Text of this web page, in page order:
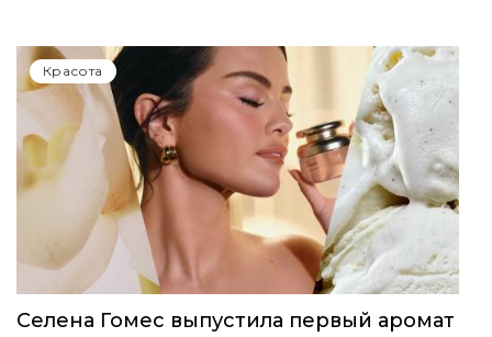
Красота
Селена Гомес выпустила первый аромат